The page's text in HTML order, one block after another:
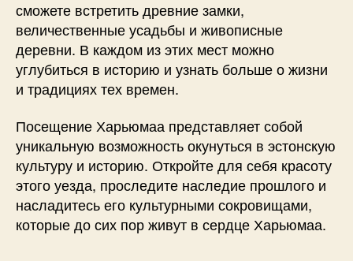
сможете встретить древние замки,
величественные усадьбы и живописные
деревни. В каждом из этих мест можно
углубиться в историю и узнать больше о жизни
и традициях тех времен.
Посещение Харьюмаа представляет собой
уникальную возможность окунуться в эстонскую
культуру и историю. Откройте для себя красоту
этого уезда, проследите наследие прошлого и
насладитесь его культурными сокровищами,
которые до сих пор живут в сердце Харьюмаа.